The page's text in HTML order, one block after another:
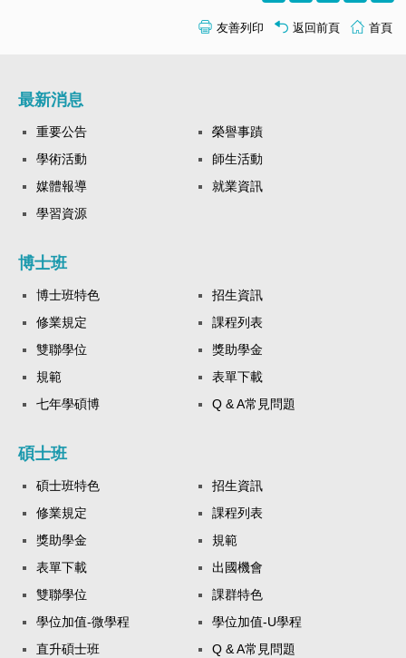
友善列印 返回前頁 首頁
最新消息
重要公告
榮譽事蹟
學術活動
師生活動
媒體報導
就業資訊
學習資源
博士班
博士班特色
招生資訊
修業規定
課程列表
雙聯學位
獎助學金
規範
表單下載
七年學碩博
Q & A常見問題
碩士班
碩士班特色
招生資訊
修業規定
課程列表
獎助學金
規範
表單下載
出國機會
雙聯學位
課群特色
學位加值-微學程
學位加值-U學程
直升碩士班
Q & A常見問題